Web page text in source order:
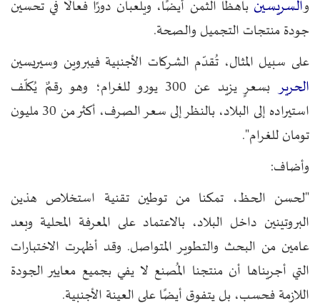
والسريسين باهظا الثمن أيضًا، ويلعبان دورًا فعالًا في تحسين
جودة منتجات التجميل والصحة.
على سبيل المثال، تُقدّم الشركات الأجنبية فيبروين وسيريسين
الحرير
بسعرٍ يزيد عن 300 يورو للغرام؛ وهو رقمٌ يُكلّف
استيراده إلى البلاد، بالنظر إلى سعر الصرف، أكثر من 30 مليون
تومان للغرام".
وأضاف:
"لحسن الحظ، تمكنا من توطين تقنية استخلاص هذين
البروتينين داخل البلاد، بالاعتماد على المعرفة المحلية وبعد
عامين من البحث والتطوير المتواصل. وقد أظهرت الاختبارات
التي أجريناها أن منتجنا المُصنع لا يفي بجميع معايير الجودة
اللازمة فحسب، بل يتفوق أيضًا على العينة الأجنبية.